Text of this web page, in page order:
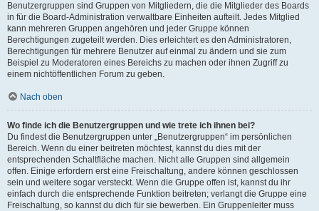
Benutzergruppen sind Gruppen von Mitgliedern, die die Mitglieder des Boards
in für die Board-Administration verwaltbare Einheiten aufteilt. Jedes Mitglied
kann mehreren Gruppen angehören und jeder Gruppe können
Berechtigungen zugeteilt werden. Dies erleichtert es den Administratoren,
Berechtigungen für mehrere Benutzer auf einmal zu ändern und sie zum
Beispiel zu Moderatoren eines Bereichs zu machen oder ihnen Zugriff zu
einem nichtöffentlichen Forum zu geben.
Nach oben
Wo finde ich die Benutzergruppen und wie trete ich ihnen bei?
Du findest die Benutzergruppen unter „Benutzergruppen“ im persönlichen
Bereich. Wenn du einer beitreten möchtest, kannst du dies mit der
entsprechenden Schaltfläche machen. Nicht alle Gruppen sind allgemein
offen. Einige erfordern erst eine Freischaltung, andere können geschlossen
sein und weitere sogar versteckt. Wenn die Gruppe offen ist, kannst du ihr
einfach durch die entsprechende Funktion beitreten; verlangt die Gruppe eine
Freischaltung, so kannst du dich für sie bewerben. Ein Gruppenleiter muss